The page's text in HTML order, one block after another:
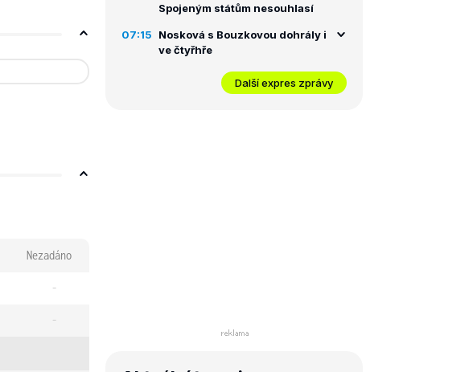
Nezadáno
-
-
Spojeným státům nesouhlasí
07:15
Nosková s Bouzkovou dohrály i
ve čtyřhře
Další expres zprávy